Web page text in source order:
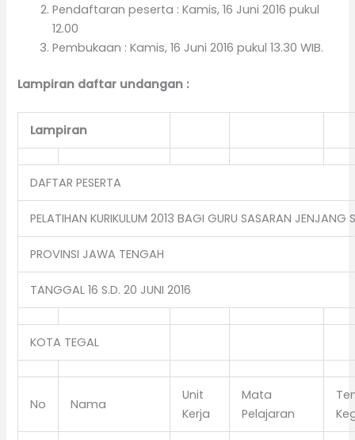
Pendaftaran peserta : Kamis, 16 Juni 2016 pukul
12.00
Pembukaan : Kamis, 16 Juni 2016 pukul 13.30 WIB.
Lampiran daftar undangan :
Lampiran
DAFTAR PESERTA
PELATIHAN KURIKULUM 2013 BAGI GURU SASARAN JENJANG
PROVINSI JAWA TENGAH
TANGGAL 16 S.D. 20 JUNI 2016
KOTA TEGAL
No Nama
Unit
Kerja
Mata
Pelajaran